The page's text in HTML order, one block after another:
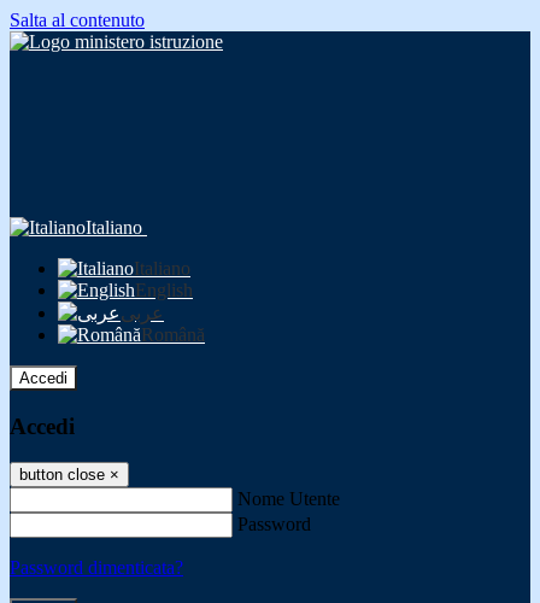
Salta al contenuto
Italiano
Italiano
English
عربى
Română
Accedi
Accedi
button close ×
Nome Utente
Password
Password dimenticata?